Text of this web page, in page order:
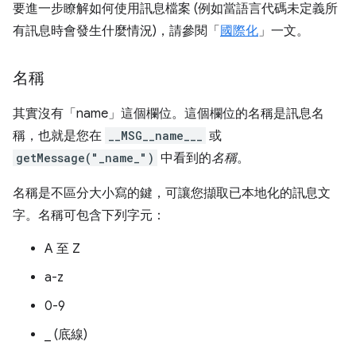
要進一步瞭解如何使用訊息檔案 (例如當語言代碼未定義所
有訊息時會發生什麼情況)，請參閱「 國際化」一文。
名稱
其實沒有「name」這個欄位。這個欄位的名稱是訊息名
稱，也就是您在
__MSG__name___ 或
getMessage("_name_") 中看到的名稱。
名稱是不區分大小寫的鍵，可讓您擷取已本地化的訊息文
字。名稱可包含下列字元：
A 至 Z
a-z
0-9
_ (底線)